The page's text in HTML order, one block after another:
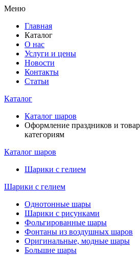
Меню
Главная
Каталог
О нас
Услуги и цены
Новости
Контакты
Статьи
Каталог
Каталог шаров
Оформление праздников и
категориям
Каталог шаров
Шарики с гелием
Шарики с гелием
Однотонные шары
Шарики с рисунками
Фольгированные шары
Фонтаны из воздушных шаров
Оригинальные, модные шары
Большие шары